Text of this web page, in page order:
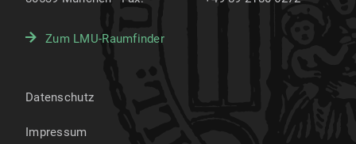
Zum LMU-Raumfinder
Datenschutz
Impressum